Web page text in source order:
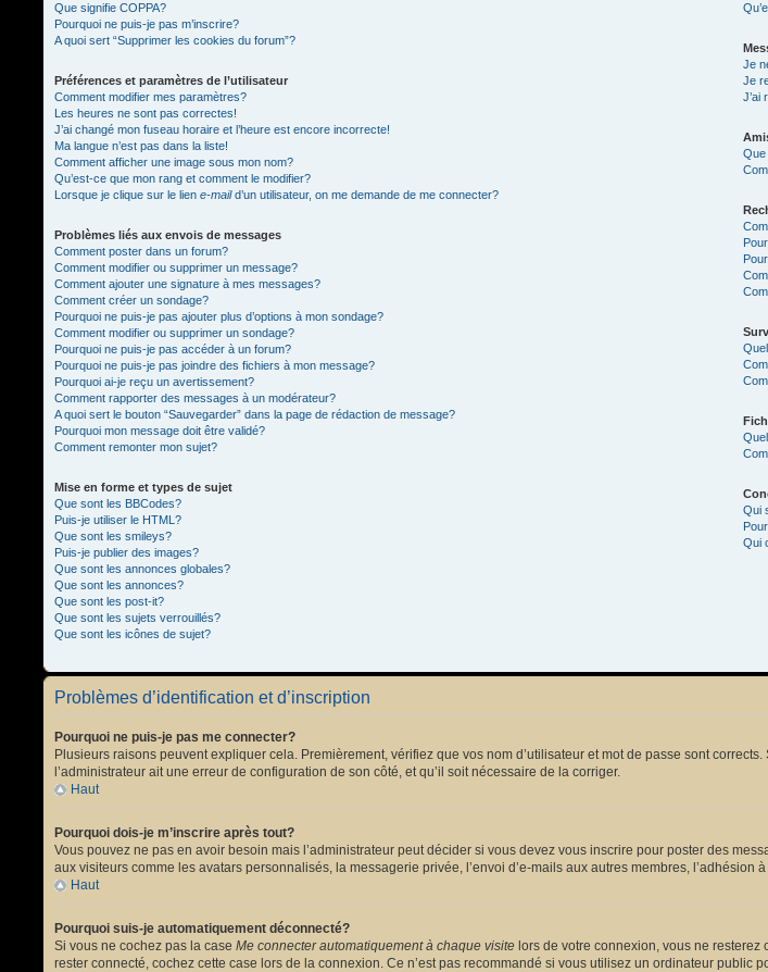
Que signifie COPPA?
Pourquoi ne puis-je pas m’inscrire?
A quoi sert “Supprimer les cookies du forum”?
Préférences et paramètres de l’utilisateur
Comment modifier mes paramètres?
Les heures ne sont pas correctes!
J’ai changé mon fuseau horaire et l’heure est encore incorrecte!
Ma langue n’est pas dans la liste!
Comment afficher une image sous mon nom?
Qu’est-ce que mon rang et comment le modifier?
Lorsque je clique sur le lien e-maild’un utilisateur, on me demande de me connecter?
Problèmes liés aux envois de messages
Comment poster dans un forum?
Comment modifier ou supprimer un message?
Comment ajouter une signature à mes messages?
Comment créer un sondage?
Pourquoi ne puis-je pas ajouter plus d’options à mon sondage?
Comment modifier ou supprimer un sondage?
Pourquoi ne puis-je pas accéder à un forum?
Pourquoi ne puis-je pas joindre des fichiers à mon message?
Pourquoi ai-je reçu un avertissement?
Comment rapporter des messages à un modérateur?
A quoi sert le bouton “Sauvegarder” dans la page de rédaction de message?
Pourquoi mon message doit être validé?
Comment remonter mon sujet?
Mise en forme et types de sujet
Que sont les BBCodes?
Puis-je utiliser le HTML?
Que sont les smileys?
Puis-je publier des images?
Que sont les annonces globales?
Que sont les annonces?
Que sont les post-it?
Que sont les sujets verrouillés?
Que sont les icônes de sujet?
Je
Je
J’ai
Que
Qui
Qui
Problèmes d’identification et d’inscription
Pourquoi ne puis-je pas me connecter?
Plusieurs raisons peuvent expliquer cela. Premièrement, vérifiez que vos nom d’utilisateur et mot de passe sont
l’administrateur ait une erreur de configuration de son côté, et qu’il soit nécessaire de la corriger.
Haut
Pourquoi dois-je m’inscrire après tout?
Vous pouvez ne pas en avoir besoin mais l’administrateur peut décider si vous devez vous inscrire pour poster des
aux visiteurs comme les avatars personnalisés, la messagerie privée, l’envoi d’e-mails aux autres membres, l’adhésion
Haut
Pourquoi suis-je automatiquement déconnecté?
Si vous ne cochez pas la case Me connecter automatiquement à chaque visite lors de votre connexion, vous ne
rester connecté, cochez cette case lors de la connexion. Ce n’est pas recommandé si vous utilisez un ordinateur